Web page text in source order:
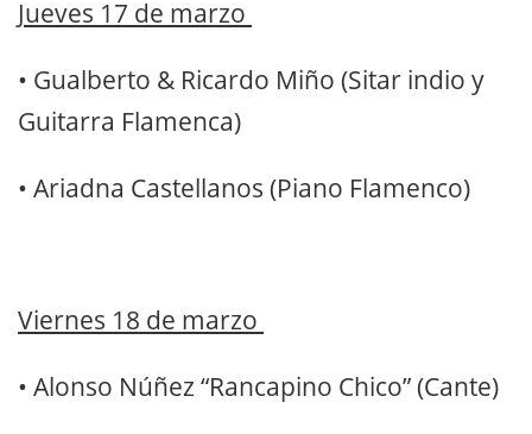
Jueves 17 de marzo
• Gualberto & Ricardo Miño (Sitar indio y
Guitarra Flamenca)
• Ariadna Castellanos (Piano Flamenco)
Viernes 18 de marzo
• Alonso Núñez “Rancapino Chico” (Cante)